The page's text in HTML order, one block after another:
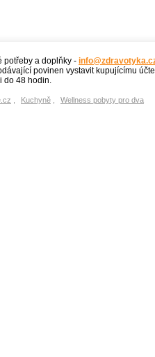
potřeby a doplňky -
povinen vystavit kupujícímu
48 hodin.
Kuchyně Wellness pobyty pro dva